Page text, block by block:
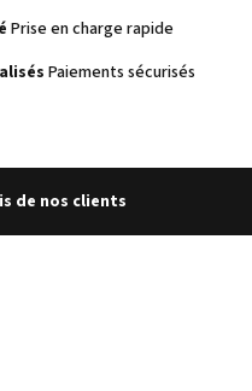
Prise en charge rapide
Paiements sécurisés
de nos clients